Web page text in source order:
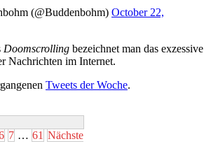
(@Buddenbohm) October 22,
Doomscrolling bezeichnet man das exzessive
Nachrichten im Internet.
Tweets der Woche.
7 … 61 Nächste